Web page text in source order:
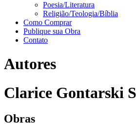
Poesia/Literatura
Religião/Teologia/Bíblia
Como Comprar
Publique sua Obra
Contato
Autores
Clarice Gontarski
Obras